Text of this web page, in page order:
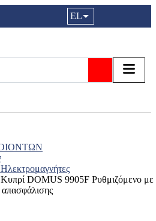
a11y.languageSelection:
EL
DOMUS 9905F Ρυθμιζόμενο με
απασφάλισης